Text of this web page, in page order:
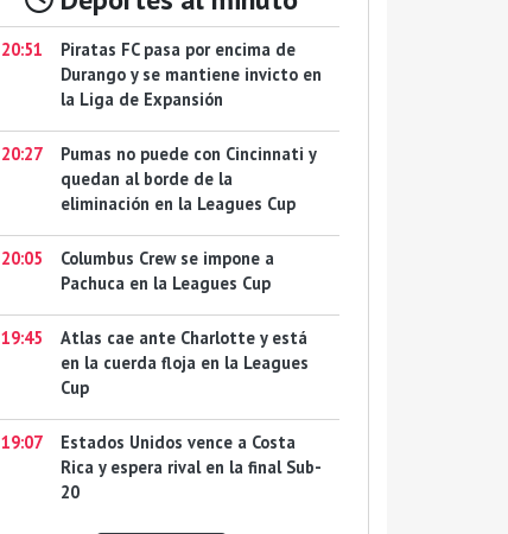
20:51
Piratas FC pasa por encima de
Durango y se mantiene invicto en
la Liga de Expansión
20:27
Pumas no puede con Cincinnati y
quedan al borde de la
eliminación en la Leagues Cup
20:05
Columbus Crew se impone a
Pachuca en la Leagues Cup
19:45
Atlas cae ante Charlotte y está
en la cuerda floja en la Leagues
Cup
19:07
Estados Unidos vence a Costa
Rica y espera rival en la final Sub-
20